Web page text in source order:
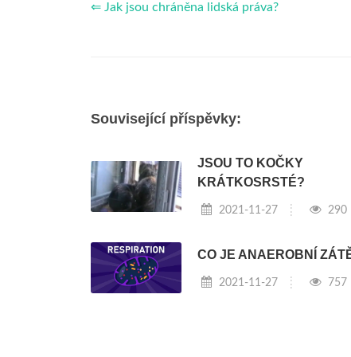
⇐ Jak jsou chráněna lidská práva?
Související příspěvky:
JSOU TO KOČKY
KRÁTKOSRSTÉ?
2021-11-27 290
CO JE ANAEROBNÍ
2021-11-27 757